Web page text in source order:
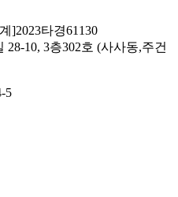
]2023타경61130
10, 3층302호 (사사동,주건
5